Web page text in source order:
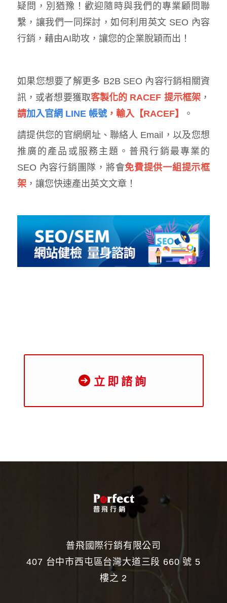
疑問，別猶豫！歡迎隨時與我們的專業顧問聯
繫，讓我們一同探討，如何利用英文 SEO 內容
行銷，藉由AI助攻，讓您的企業脫穎而出！
如果您想要了解更多 B2B SEO 內容行銷相關資
訊，或者想要獲取客製化的 RACEF 提示框架 ，
請加入官網 LINE 帳號，輸入【RACEF】 。
請提供您的官網網址、聯絡人 Email，以及您想
推廣的產品或服務主題。普飛行銷最專業的
SEO 內容行銷團隊，將會免費提供一組提示框
架 ，讓您快速產出英文文章！
立即諮詢
普飛國際行銷有限公司
407 台中市西屯區台灣大道三段 660 號 5
樓之 2